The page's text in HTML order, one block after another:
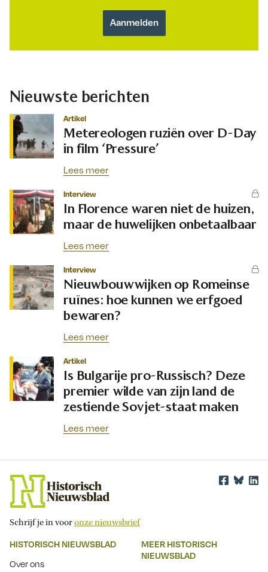
Nieuwste berichten
Artikel
Metereologen ruziën over D-Day
in film ‘Pressure’
Lees meer
Interview
In Florence waren niet de huizen,
maar de huwelijken onbetaalbaar
Lees meer
Interview
Nieuwbouwwijken op Romeinse
ruïnes: hoe kunnen we erfgoed
bewaren?
Lees meer
Artikel
Is Bulgarije pro-Russisch? Deze
premier wilde van zijn land de
zestiende Sovjet-staat maken
Lees meer
Schrijf je in vooronze nieuwsbrief
HISTORISCH NIEUWSBLAD
Over ons
MEER HISTORISCH
NIEUWSBLAD